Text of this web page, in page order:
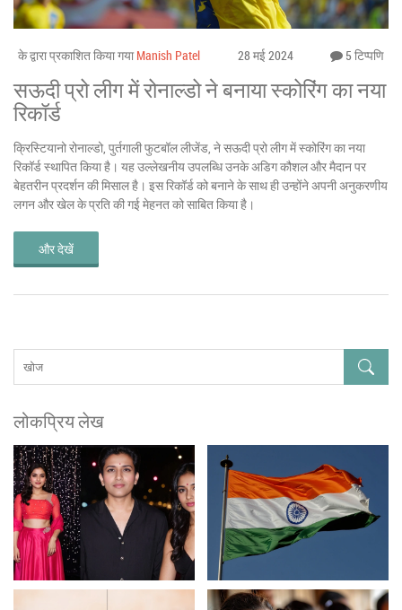
के द्वारा प्रकाशित किया गया Manish Patel 28 मई 2024 5 टिप्पणि
सऊदी प्रो लीग में रोनाल्डो ने बनाया स्कोरिंग का नया
रिकॉर्ड
क्रिस्टियानो रोनाल्डो, पुर्तगाली फुटबॉल लीजेंड, ने सऊदी प्रो लीग में स्कोरिंग का नया
रिकॉर्ड स्थापित किया है। यह उल्लेखनीय उपलब्धि उनके अडिग कौशल और मैदान पर
बेहतरीन प्रदर्शन की मिसाल है। इस रिकॉर्ड को बनाने के साथ ही उन्होंने अपनी अनुकरणीय
लगन और खेल के प्रति की गई मेहनत को साबित किया है।
और देखें
लोकप्रिय लेख